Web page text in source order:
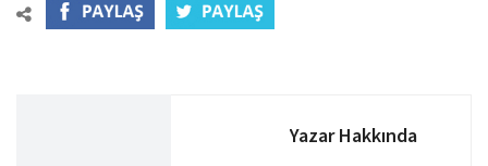
Yazar Hakkında